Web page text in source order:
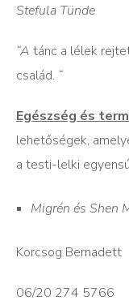
Stefula Tünde
“A tánc a lélek
család. “
Egészség és
lehetőségek,
a testi-lelki
Migrén és Shen
Korcsog Bernadett
06/20 274 5766